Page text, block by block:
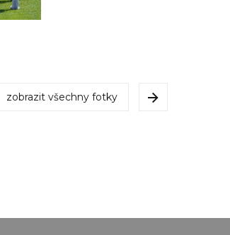
zobrazit všechny fotky